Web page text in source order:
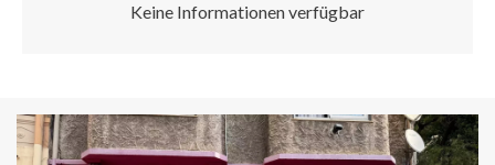
Keine Informationen verfügbar